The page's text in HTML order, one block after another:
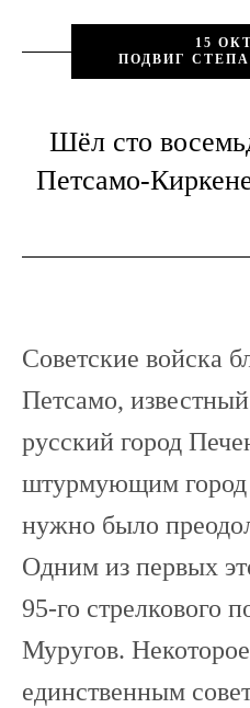
15
ПОДВИГ
Шёл сто
Петсамо-
Советские войска
Петсамо,
русский город
штурмующим город
нужно было
Одним из первых
95-го стрелкового
Муругов.
единственным